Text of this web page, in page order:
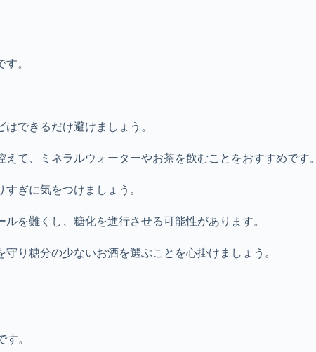
す。
できるだけ避けましょう。
て、ミネラルウォーターやお茶を飲むことをおすすめです。
ぎに気をつけましょう。
を難くし、糖化を進行させる可能性があります。
り糖分の少ないお酒を選ぶことを心掛けましょう。
す。